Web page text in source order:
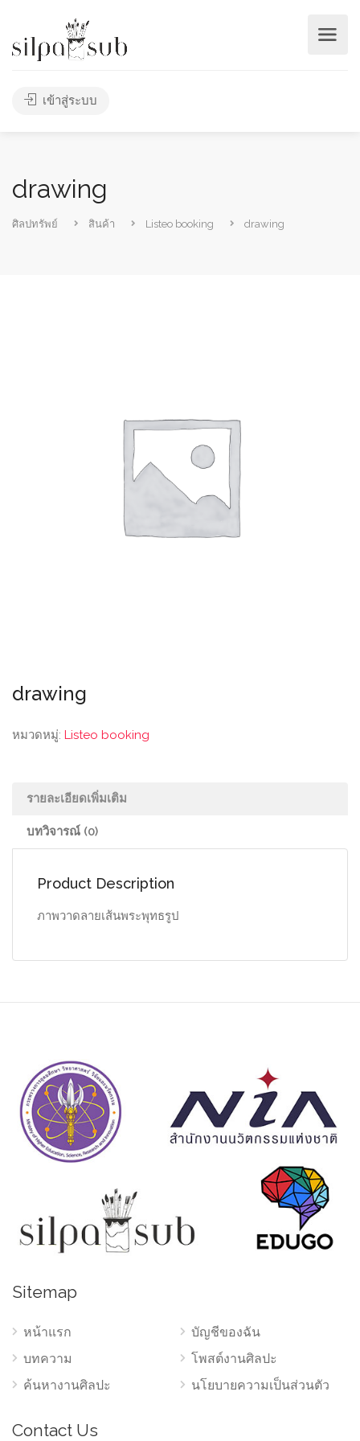
เข้าสู่ระบบ
drawing
ศิลปทรัพย์ สินค้า Listeo booking drawing
drawing
หมวดหมู่: Listeo booking
รายละเอียดเพิ่มเติม
บทวิจารณ์ (0)
Product Description
ภาพวาดลายเส้นพระพุทธรูป
Sitemap
หน้าแรก
บทความ
ค้นหางานศิลปะ
บัญชีของฉัน
โพสต์งานศิลปะ
นโยบายความเป็นส่วนตัว
Contact Us